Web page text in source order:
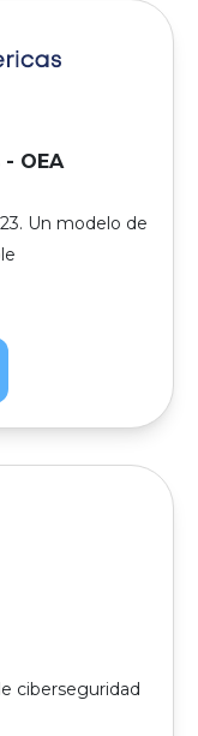
OEA
Un modelo de
ciberseguridad